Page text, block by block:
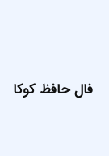
فال حافظ کوکا